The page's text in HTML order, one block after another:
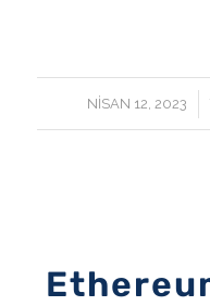
NISAN 12, 2023
/